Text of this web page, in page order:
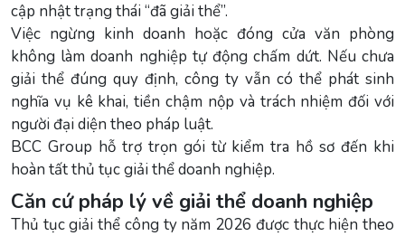
cập nhật trạng thái “đã giải thể”.
Việc ngừng kinh doanh hoặc đóng cửa văn phòng
không làm doanh nghiệp tự động chấm dứt. Nếu chưa
giải thể đúng quy định, công ty vẫn có thể phát sinh
nghĩa vụ kê khai, tiền chậm nộp và trách nhiệm đối với
người đại diện theo pháp luật.
BCC Group hỗ trợ trọn gói từ kiểm tra hồ sơ đến khi
hoàn tất thủ tục giải thể doanh nghiệp.
Căn cứ pháp lý về giải thể doanh nghiệp
Thủ tục giải thể công ty năm 2026 được thực hiện theo